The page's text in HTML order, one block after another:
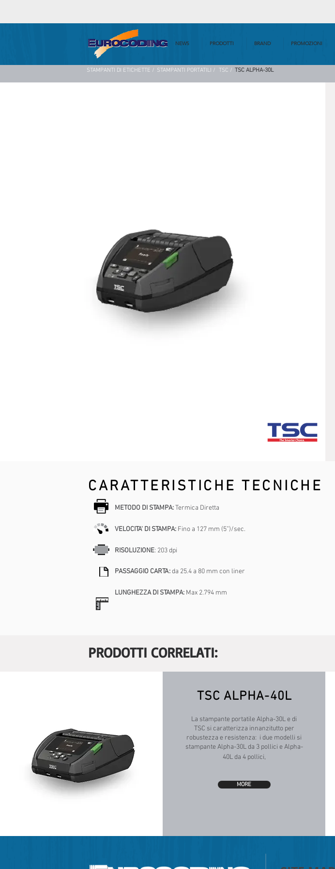
NEWS PRODOTTI BRAND PROMOZIONI
STAMPANTI DI ETICHETTE / STAMPANTI PORTATILI / TSC / TSC ALPHA-30L
CARATTERISTICHE TECNICHE
METODO DI STAMPA:Termica Diretta
VELOCITA' DI STAMPA: Fino a 127 mm (5”)/sec.
RISOLUZIONE: 203 dpi
PASSAGGIO CARTA:da 25.4 a 80 mm con liner
LUNGHEZZA DI STAMPA: Max 2.794 mm
PRODOTTI CORRELATI:
TSC ALPHA-40L
La stampante portatile Alpha-30L e di
TSC si caratterizza innanzitutto per
robustezza e resistenza: i due modelli si
stampante Alpha-30L da 3 pollici e Alpha-
40L da 4 pollici,
MORE